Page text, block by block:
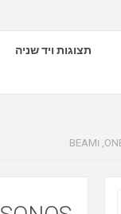
תצוגות ויד שניה